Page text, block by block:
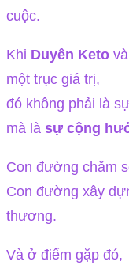
cuộc.
Khi Duyên Keto và
một trục giá trị,
đó không phải là
mà là sự cộng
Con đường chăm
Con đường xây
thương.
Và ở điểm gặp đó,